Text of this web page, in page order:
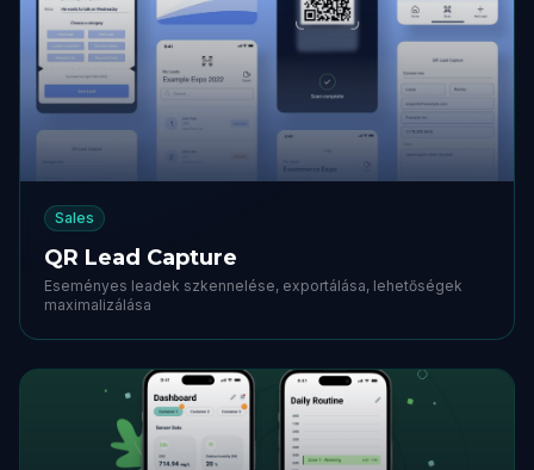
Sales
QR Lead Capture
Eseményes leadek szkennelése, exportálása, lehetőségek
maximalizálása